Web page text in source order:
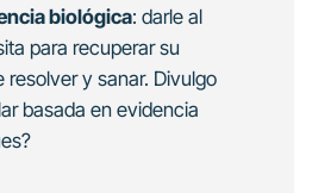
biológica: darle al
para recuperar su
y sanar. Divulgo
basada en evidencia